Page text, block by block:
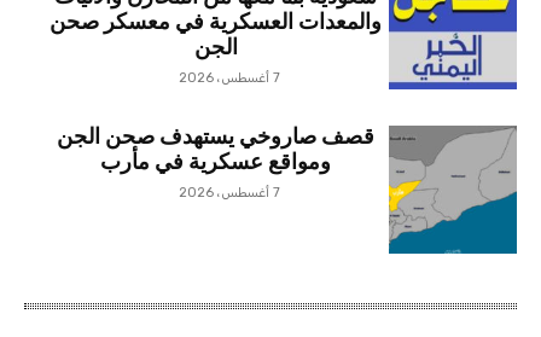
والمعدات العسكرية في معسكر صحن
الجن
7 أغسطس، 2026
قصف صاروخي يستهدف صحن الجن
ومواقع عسكرية في مأرب
7 أغسطس، 2026